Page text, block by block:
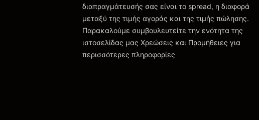
Χρεώσεις και Τέλη
διαπραγμάτευσής σας είναι το spread, η διαφορά
μεταξύ της τιμής αγοράς και της τιμής πώλησης.
Παρακαλούμε συμβουλευτείτε την ενότητα της
ιστοσελίδας μας Χρεώσεις και Προμήθειες για
περισσότερες πληροφορίες